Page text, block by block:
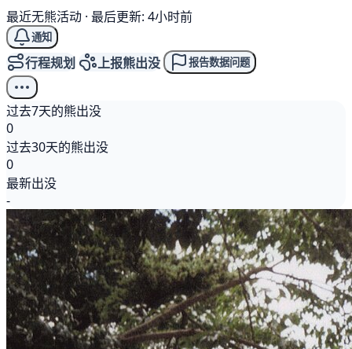
最近无熊活动 · 最后更新: 4小时前
通知
行程规划 上报熊出没 报告数据问题
过去7天的熊出没
0
过去30天的熊出没
0
最新出没
-